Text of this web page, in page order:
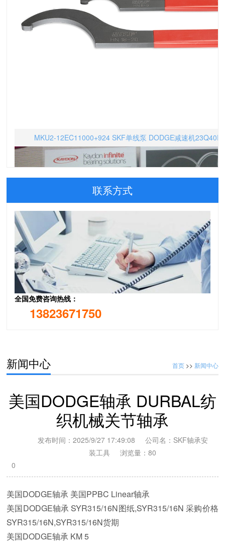
美国道奇DODGE轴承座，
联系方式
全国免费咨询热线：
13823671750
首页>> 新闻中心
新闻中心
美国DODGE轴承 DURBAL纺
织机械关节轴承
发布时间：2025/9/27 17:49:08 公司名：SKF轴承安
装工具 浏览量： 80
0
美国DODGE轴承 美国PPBC Linear轴承
美国DODGE轴承 SYR315/16N图纸,SYR315/16N 采购价格
SYR315/16N,SYR315/16N货期
美国DODGE轴承 KM 5